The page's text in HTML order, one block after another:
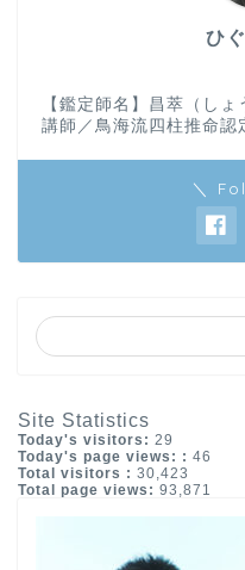
ひ
【鑑定師名】昌萃（し
講師／鳥海流四柱推命認
＼
Site Statistics
Today's visitors: 29
Today's page views: : 46
Total visitors : 30,423
Total page views: 93,871